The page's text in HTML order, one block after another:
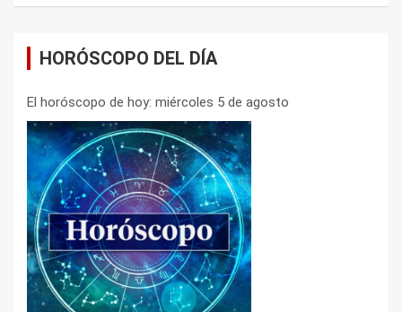
HORÓSCOPO DEL DÍA
El horóscopo de hoy: miércoles 5 de agosto